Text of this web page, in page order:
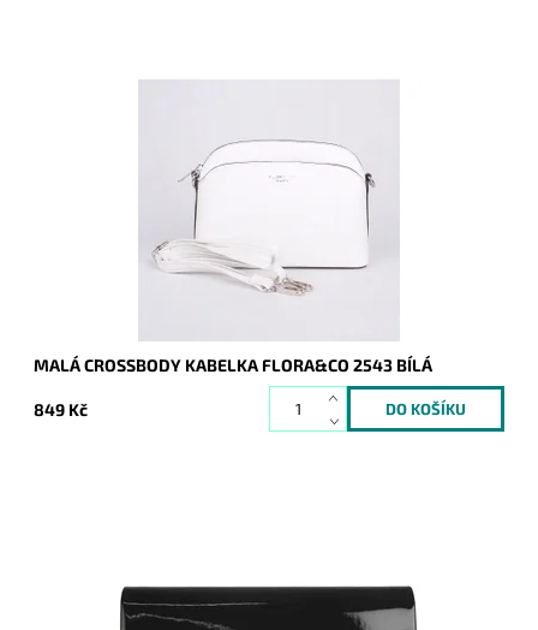
FLORA&CO držící svůj tvar v bílé barvě.
Skladem
FLORA&CO
2 roky
MALÁ CROSSBODY KABELKA FLORA&CO 2543 BÍLÁ
849 Kč
Elegantní lesklé pevné psaníčko v černé barvě je nezbytným
doplňkem a doprovodí ženu nejen do společnosti.